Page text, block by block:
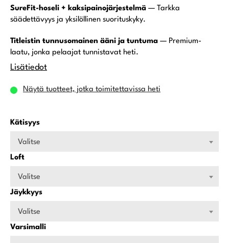
SureFit-hoseli + kaksipainojärjestelmä — Tarkka
säädettävyys ja yksilöllinen suorituskyky.
Titleistin tunnusomainen ääni ja tuntuma — Premium-
laatu, jonka pelaajat tunnistavat heti.
Lisätiedot
Näytä tuotteet, jotka toimitettavissa heti
Kätisyys
Valitse
Loft
Valitse
Jäykkyys
Valitse
Varsimalli